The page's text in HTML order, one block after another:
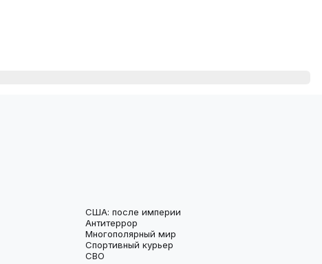
США: после империи
Антитеррор
Многополярный мир
Спортивный курьер
СВО